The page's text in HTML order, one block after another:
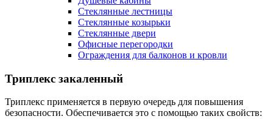
Cтеклянные лестницы
Cтеклянные козырьки
Cтеклянные двери
Офисные перегородки
Ограждения для балконов и кровли
Триплекс закаленный
Триплекс применяется в первую очередь для повышения
безопасности. Обеспечивается это с помощью таких свойств: